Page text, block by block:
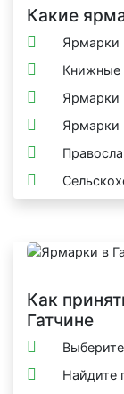
Какие
Ярмарки
Книжные
Ярмарки
Ярмарки
Как
Гатчине
Найдите